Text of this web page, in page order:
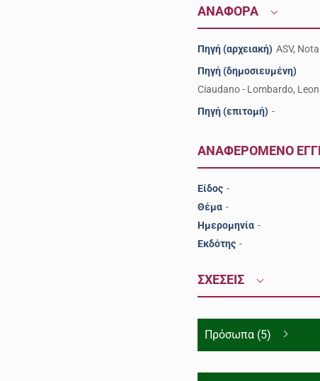
ΑΝΑΦΟΡΑ
Πηγή (αρχειακή) ASV,
Πηγή (δημοσιευμένη)
Ciaudano - Lombardo,
Πηγή (επιτομή) -
ΑΝΑΦΕΡΟΜΕΝΟ
Είδος -
Θέμα -
Ημερομηνία -
Εκδότης -
ΣΧΕΣΕΙΣ
Πρόσωπα (5)